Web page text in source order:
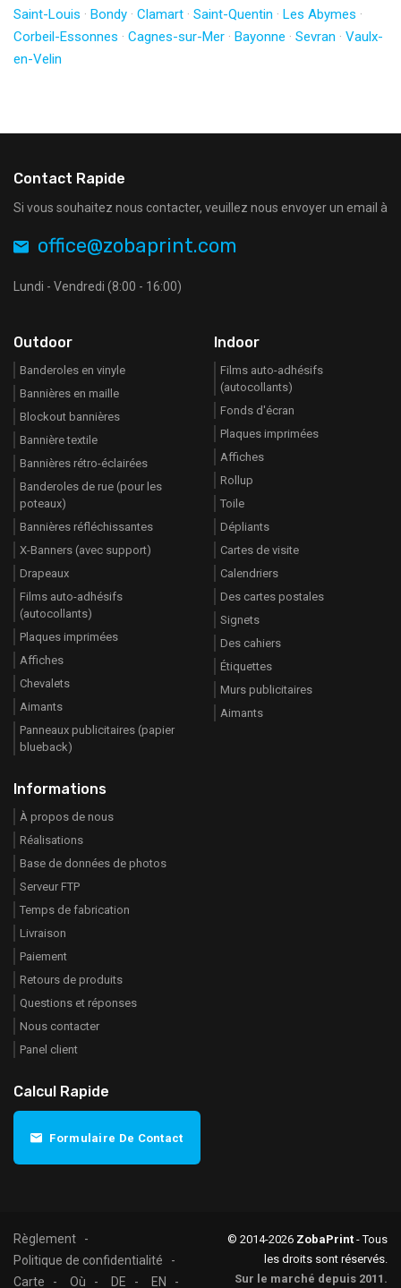
Saint-Louis · Bondy · Clamart · Saint-Quentin · Les Abymes ·
Corbeil-Essonnes · Cagnes-sur-Mer · Bayonne · Sevran · Vaulx-
en-Velin
Contact Rapide
Si vous souhaitez nous contacter, veuillez nous envoyer un email à
office@zobaprint.com
Lundi - Vendredi (8:00 - 16:00)
Outdoor
Banderoles en vinyle
Bannières en maille
Blockout bannières
Bannière textile
Bannières rétro-éclairées
Banderoles de rue (pour les
poteaux)
Bannières réfléchissantes
X-Banners (avec support)
Drapeaux
Films auto-adhésifs
(autocollants)
Plaques imprimées
Affiches
Chevalets
Aimants
Panneaux publicitaires (papier
blueback)
Indoor
Films auto-adhésifs
(autocollants)
Fonds d'écran
Plaques imprimées
Affiches
Rollup
Toile
Dépliants
Cartes de visite
Calendriers
Des cartes postales
Signets
Des cahiers
Étiquettes
Murs publicitaires
Aimants
Informations
À propos de nous
Réalisations
Base de données de photos
Serveur FTP
Temps de fabrication
Livraison
Paiement
Retours de produits
Questions et réponses
Nous contacter
Panel client
Calcul Rapide
Formulaire De Contact
Règlement
Politique de confidentialité
Carte
Où DE EN
© 2014-2026 ZobaPrint - Tous
les droits sont réservés.
Sur le marché depuis 2011.